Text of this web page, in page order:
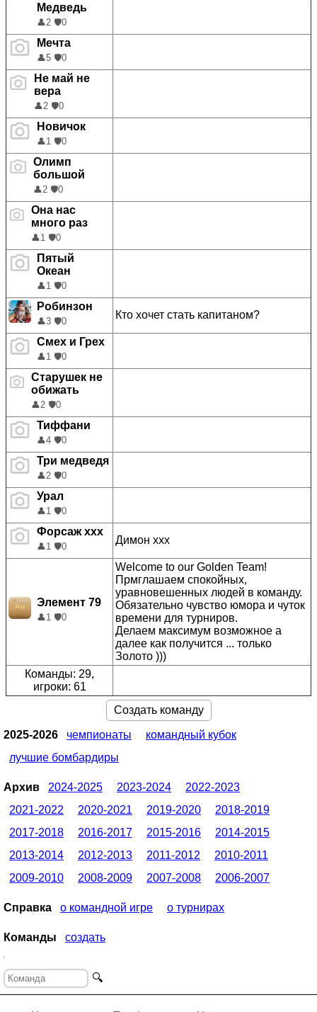
Медведь
👤2 🛡️0
Мечта
👤5 🛡️0
Не май не
вера
👤2 🛡️0
Новичок
👤1 🛡️0
Олимп
большой
👤2 🛡️0
Она нас
много раз
👤1 🛡️0
Пятый
Океан
👤1 🛡️0
Робинзон
👤3 🛡️0
Кто хочет стать капитаном?
Смех и Грех
👤1 🛡️0
Старушек не
обижать
👤2 🛡️0
Тиффани
👤4 🛡️0
Три медведя
👤2 🛡️0
Урал
👤1 🛡️0
Форсаж ххх
👤1 🛡️0
Димон ххх
Элемент 79
👤1 🛡️0
Welcome to our Golden Team!
Прмглашаем спокойных,
уравновешенных людей в команду.
Обязательно чувство юмора и чуток
времени для турниров.
Делаем максимум возможное а
далее как получится ... только
Золото )))
Команды: 29,
игроки: 61
Создать команду
2025-2026 чемпионаты
командный кубок
лучшие бомбардиры
Архив 2024-2025 2023-2024
2022-2023
2021-2022
2020-2021 2019-2020
2018-2019
2017-2018
2016-2017 2015-2016
2014-2015
2013-2014
2012-2013 2011-2012
2010-2011
2009-2010
2008-2009 2007-2008 2006-2007
Справка о командной игре о турнирах
Команды создать
🔍